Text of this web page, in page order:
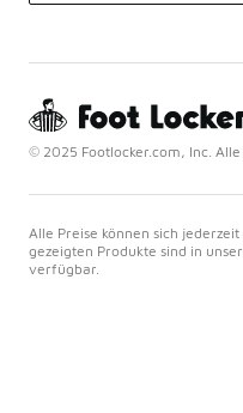
© 2025 Footlocker.com, Inc.
Alle Preise können sich
gezeigten Produkte sind in
verfügbar.